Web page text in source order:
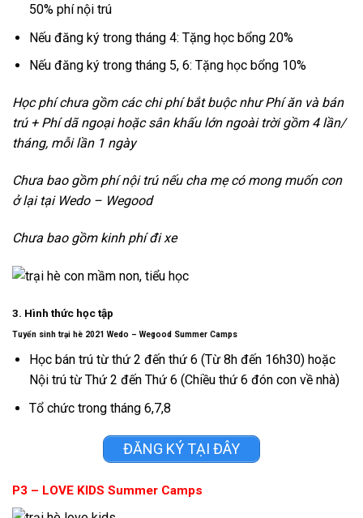
50% phí nội trú
Nếu đăng ký trong tháng 4: Tặng học bổng 20%
Nếu đăng ký trong tháng 5, 6: Tặng học bổng 10%
Học phí chưa gồm các chi phí bắt buộc như Phí ăn và bán
trú + Phí dã ngoại hoặc sân khấu lớn ngoài trời gồm 4 lần/
tháng, mỗi lần 1 ngày
Chưa bao gồm phí nội trú nếu cha mẹ có mong muốn con
ở lại tại Wedo – Wegood
Chưa bao gồm kinh phí đi xe
3. Hình thức học tập
Tuyển sinh trại hè 2021 Wedo – Wegood Summer Camps
Học bán trú từ thứ 2 đến thứ 6 (Từ 8h đến 16h30) hoặc
Nội trú từ Thứ 2 đến Thứ 6 (Chiều thứ 6 đón con về nhà)
Tổ chức trong tháng 6,7,8
ĐĂNG KÝ TẠI ĐÂY
P3 – LOVE KIDS Summer Camps